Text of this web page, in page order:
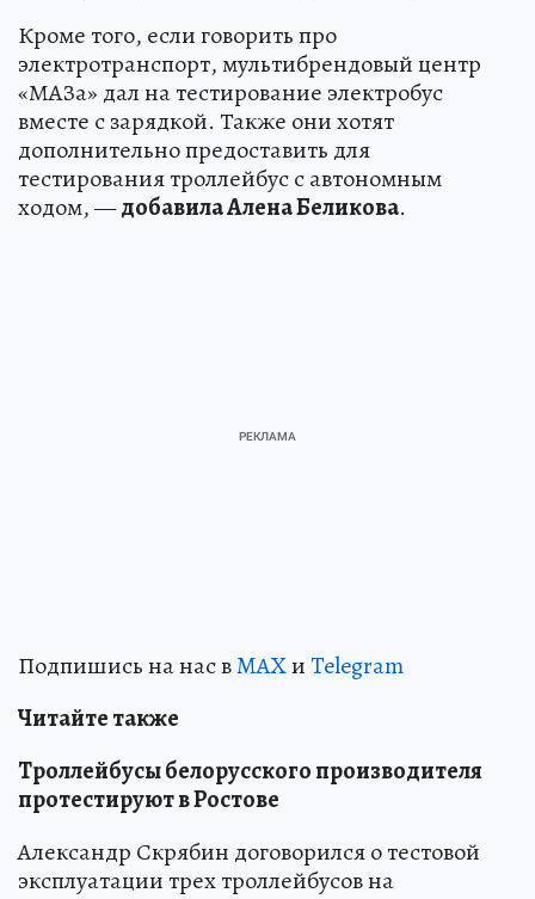
Кроме того, если говорить про
электротранспорт, мультибрендовый центр
«МАЗа» дал на тестирование электробус
вместе с зарядкой. Также они хотят
дополнительно предоставить для
тестирования троллейбус с автономным
ходом, —добавила Алена Беликова.
Подпишись на нас вMAXиTelegram
Читайте также
Троллейбусы белорусского производителя
протестируют в Ростове
Александр Скрябин договорился о тестовой
эксплуатации трех троллейбусов на